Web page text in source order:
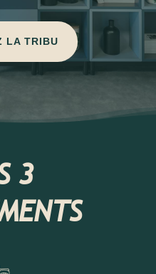
LA TRIBU
3